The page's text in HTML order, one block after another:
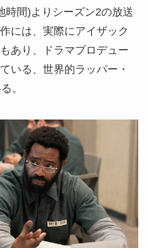
時間)よりシーズン2の放送
には、実際にアイザック
あり、ドラマプロデュー
いる、世界的ラッパー・
。